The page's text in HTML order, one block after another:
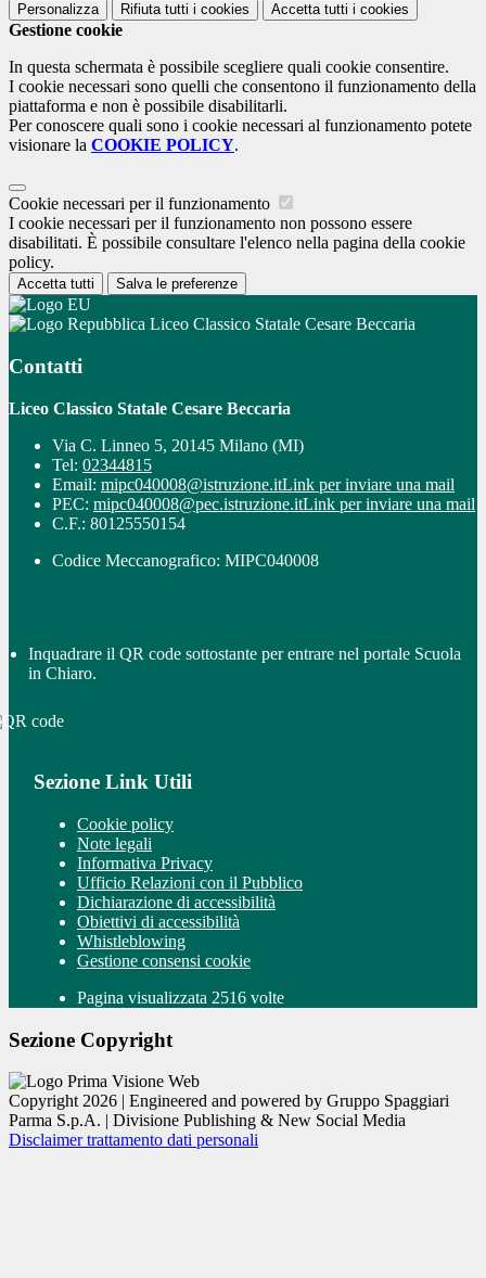
Personalizza Rifiuta tutti i cookies Accetta tutti i cookies
Gestione cookie
In questa schermata è possibile scegliere quali cookie consentire.
I cookie necessari sono quelli che consentono il funzionamento della
piattaforma e non è possibile disabilitarli.
Per conoscere quali sono i cookie necessari al funzionamento potete
visionare la COOKIE POLICY.
Cookie necessari per il funzionamento
I cookie necessari per il funzionamento non possono essere
disabilitati. È possibile consultare l'elenco nella pagina della cookie
policy.
Accetta tutti Salva le preferenze
Liceo Classico Statale Cesare Beccaria
Contatti
Liceo Classico Statale Cesare Beccaria
Via C. Linneo 5, 20145 Milano (MI)
Tel: 02344815
Email: mipc040008@istruzione.itLink per inviare una mail
PEC: mipc040008@pec.istruzione.itLink per inviare una mail
C.F.: 80125550154
Codice Meccanografico: MIPC040008
Inquadrare il QR code sottostante per entrare nel portale Scuola
in Chiaro.
Sezione Link Utili
Cookie policy
Note legali
Informativa Privacy
Ufficio Relazioni con il Pubblico
Dichiarazione di accessibilità
Obiettivi di accessibilità
Whistleblowing
Gestione consensi cookie
Pagina visualizzata 2516 volte
Sezione Copyright
Copyright 2026 | Engineered and powered by Gruppo Spaggiari
Parma S.p.A. | Divisione Publishing & New Social Media
Disclaimer trattamento dati personali